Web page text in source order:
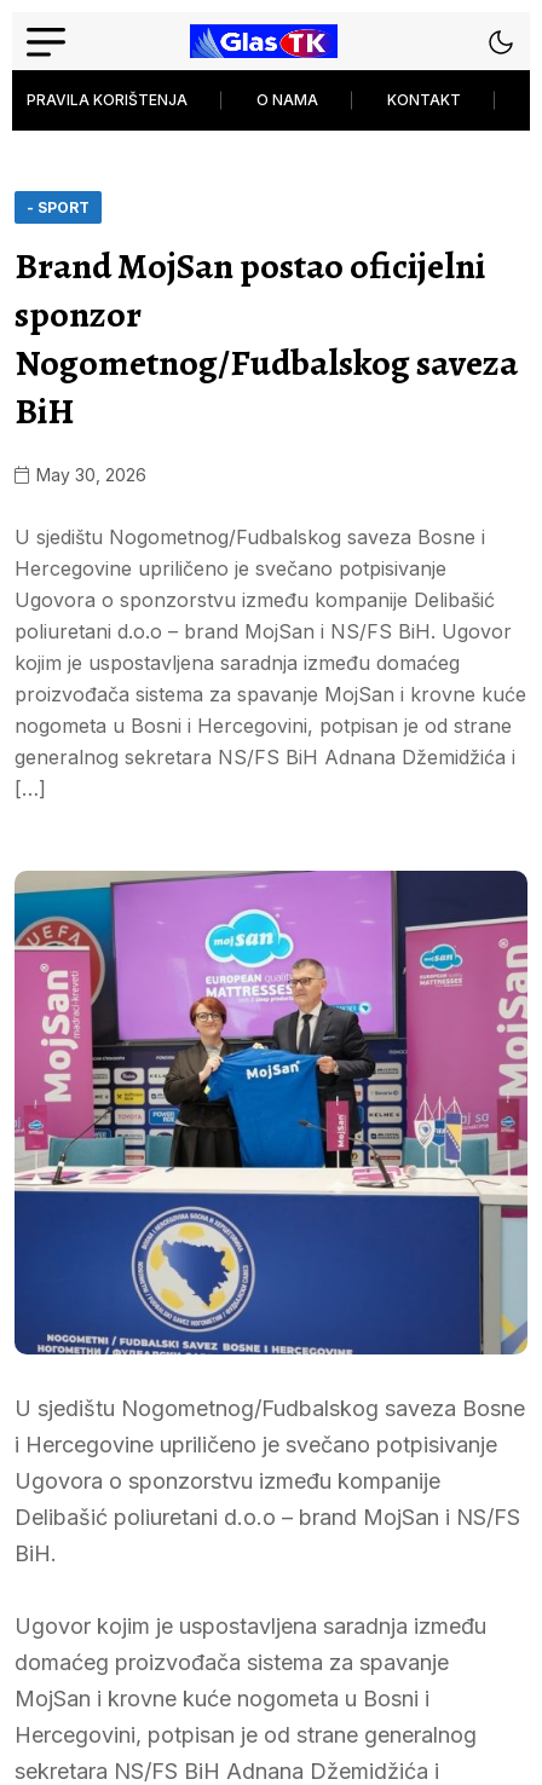
PRAVILA KORIŠTENJA O NAMA KONTAKT
- SPORT
Brand MojSan postao oficijelni
sponzor
Nogometnog/Fudbalskog saveza
BiH
May 30, 2026
U sjedištu Nogometnog/Fudbalskog saveza Bosne i
Hercegovine upriličeno je svečano potpisivanje
Ugovora o sponzorstvu između kompanije Delibašić
poliuretani d.o.o – brand MojSan i NS/FS BiH. Ugovor
kojim je uspostavljena saradnja između domaćeg
proizvođača sistema za spavanje MojSan i krovne kuće
nogometa u Bosni i Hercegovini, potpisan je od strane
generalnog sekretara NS/FS BiH Adnana Džemidžića i
[…]
U sjedištu Nogometnog/Fudbalskog saveza Bosne
i Hercegovine upriličeno je svečano potpisivanje
Ugovora o sponzorstvu između kompanije
Delibašić poliuretani d.o.o – brand MojSan i NS/FS
BiH.
Ugovor kojim je uspostavljena saradnja između
domaćeg proizvođača sistema za spavanje
MojSan i krovne kuće nogometa u Bosni i
Hercegovini, potpisan je od strane generalnog
sekretara NS/FS BiH Adnana Džemidžića i